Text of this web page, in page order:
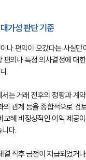
업무사례
형사 주요 업무사례
사례분석/최신동향
형사소송·상담후기
업무분야
전체
가성 판단 기준
나 편익이 오갔다는 사실만
편의나 특정 의사결정에 대
.
는 거래 전후의 정황과 계
의 관계 등을 종합적으로 검
교해 비정상적인 이익 제공
다.
결 직후 금전이 지급되었거